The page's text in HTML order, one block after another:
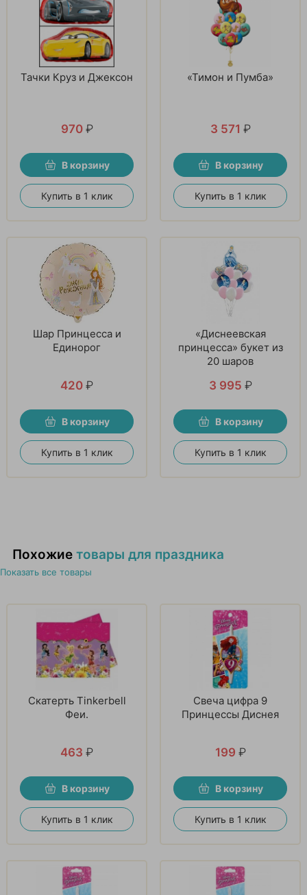
Тачки Круз и Джексон
970 ₽
В корзину
Купить в 1 клик
«Тимон и Пумба»
3 571 ₽
В корзину
Купить в 1 клик
Шар Принцесса и
Единорог
420 ₽
В корзину
Купить в 1 клик
«Диснеевская
принцесса» букет из
20 шаров
3 995 ₽
В корзину
Купить в 1 клик
Похожие товары для праздника
Показать все товары
Скатерть Tinkerbell
Феи.
463 ₽
В корзину
Купить в 1 клик
Свеча цифра 9
Принцессы Диснея
199 ₽
В корзину
Купить в 1 клик